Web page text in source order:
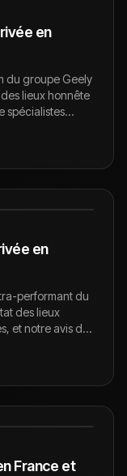
en
du groupe Geely
lieux honnête
spécialistes
en
performant du
des lieux
et notre avis de
France et